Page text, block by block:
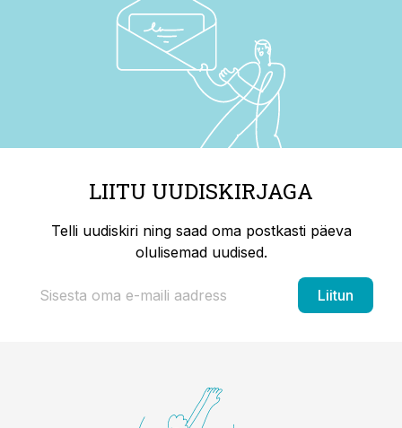
LIITU UUDISKIRJAGA
Telli uudiskiri ning saad oma postkasti päeva
olulisemad uudised.
Liitun